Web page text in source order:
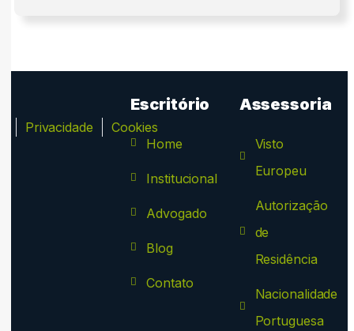
Privacidade Cookies
Escritório
Home
Institucional
Advogado
Blog
Contato
Assessoria
Visto
Europeu
Autorização
de
Residência
Nacionalidade
Portuguesa